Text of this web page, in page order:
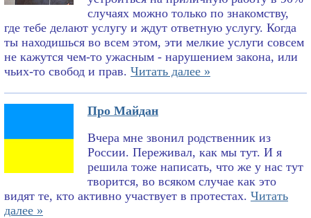
случаях можно только по знакомству,
где тебе делают услугу и ждут ответную услугу. Когда
ты находишься во всем этом, эти мелкие услуги совсем
не кажутся чем-то ужасным - нарушением закона, или
чьих-то свобод и прав. Читать далее »
Про Майдан
Вчера мне звонил родственник из
России. Переживал, как мы тут. И я
решила тоже написать, что же у нас тут
творится, во всяком случае как это
видят те, кто активно участвует в протестах. Читать
далее »